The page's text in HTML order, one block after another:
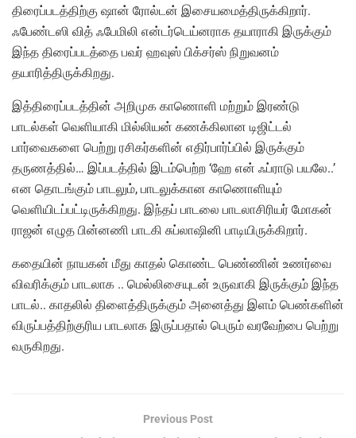
திரைப்படத்திற்கு ஷான் ரோல்டன் இசையமைத்திருக்கிறார்.
ஃபேண்டஸி வித் ஃபேமிலி என்டர்டெய்னராக தயாராகி இருக்கும்
இந்த திரைப்படத்தை பவர் ஹவுஸ் பிக்சர்ஸ் நிறுவனம்
தயாரித்திருக்கிறது.
இத்திரைப்படத்தின் அறிமுக காணொளி மற்றும் இரண்டு
பாடல்கள் வெளியாகி மில்லியன் கணக்கிலான டிஜிட்டல்
பார்வைகளை பெற்று ரசிகர்களின் எதிர்பார்ப்பில் இருக்கும்
தருணத்தில்… இப்படத்தில் இடம்பெற்ற ‘ஹே என் ஃப்ராடு பயலே..’
என தொடங்கும் பாடலும், பாடலுக்கான காணொளியும்
வெளியிடப்பட்டிருக்கிறது. இந்தப் பாடலை பாடலாசிரியர் மோகன்
ராஜன் எழுத பின்னணி பாடகி சுப்லாஷினி பாடியிருக்கிறார்.
கதையின் நாயகன் மீது காதல் கொண்ட பெண்ணின் உணர்வை
விவரிக்கும் பாடலாக .. மெல்லிசையுடன் உருவாகி இருக்கும் இந்த
பாடல்.. காதலில் திளைத்திருக்கும் அனைத்து இளம் பெண்களின்
விருப்பத்திற்குரிய பாடலாக இருப்பதால் பெரும் வரவேற்பை பெற்று
வருகிறது.
Previous Post